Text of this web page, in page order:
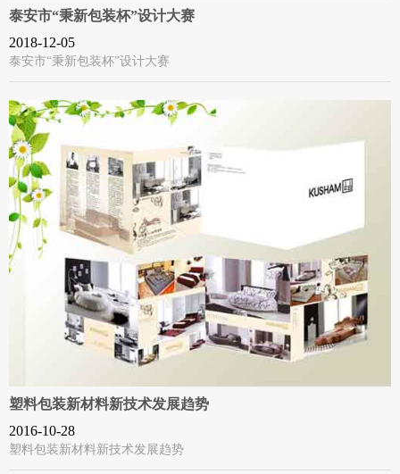
泰安市“秉新包装杯”设计大赛
2018-12-05
泰安市“秉新包装杯”设计大赛
塑料包装新材料新技术发展趋势
2016-10-28
塑料包装新材料新技术发展趋势